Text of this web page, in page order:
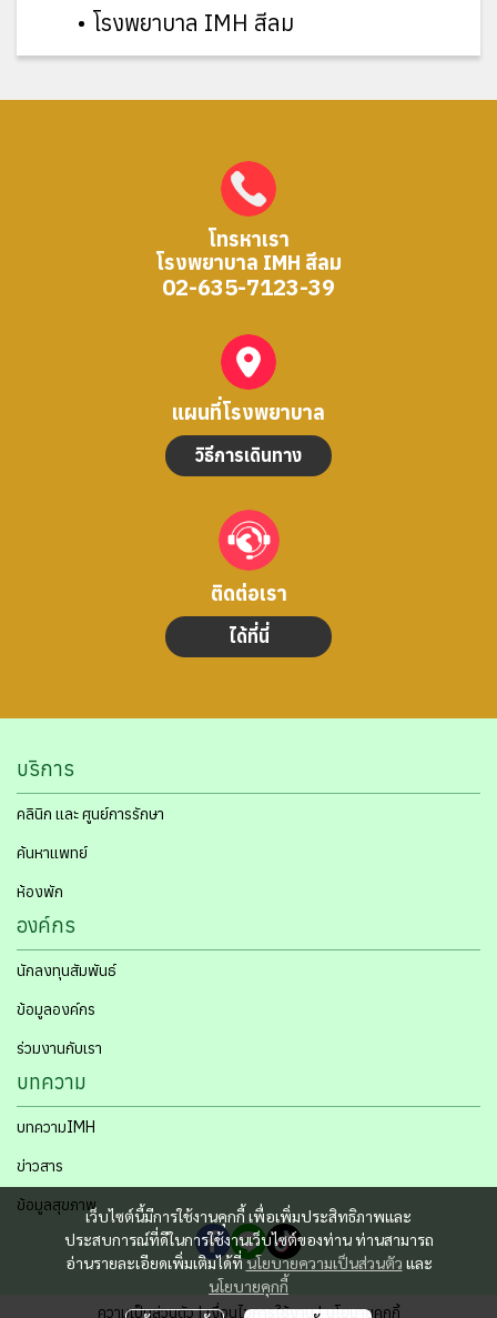
โรงพยาบาล IMH สีลม
โทรหาเรา
โรงพยาบาล IMH สีลม
02-635-7123-39
แผนที่โรงพยาบาล
วิธีการเดินทาง
ติดต่อเรา
ได้ที่นี่
เว็บไซต์นี้มีการใช้งานคุกกี้ เพื่อเพิ่มประสิทธิภาพและ
ประสบการณ์ที่ดีในการใช้งานเว็บไซต์ของท่าน ท่านสามารถ
อ่านรายละเอียดเพิ่มเติมได้ที่นโยบายความเป็นส่วนตัว และ
นโยบายคุกกี้
บริการ
คลินิก และ ศูนย์การรักษา
ค้นหาแพทย์
ห้องพัก
องค์กร
นักลงทุนสัมพันธ์
ข้อมูลองค์กร
ร่วมงานกับเรา
บทความ
บทความIMH
ข่าวสาร
ข้อมูลสุขภาพ
ความเป็นส่วนตัว | เงื่อนไขการใช้งาน | นโยบายคุกกี้